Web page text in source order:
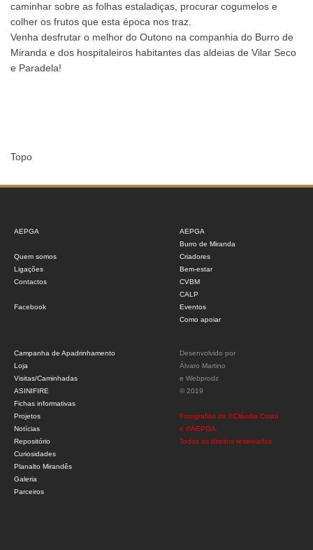
caminhar sobre as folhas estaladiças, procurar cogumelos e
colher os frutos que esta época nos traz.
Venha desfrutar o melhor do Outono na companhia do Burro de
Miranda e dos hospitaleiros habitantes das aldeias de Vilar Seco
e Paradela!
Topo
AEPGA
Quem somos
Ligações
Contactos
Facebook
AEPGA
Burro de Miranda
Criadores
Bem-estar
CVBM
CALP
Eventos
Como apoiar
Campanha de Apadrinhamento
Loja
Visitas/Caminhadas
ASINIFIRE
Fichas informativas
Projetos
Notícias
Repositório
Curiosidades
Planalto Mirandês
Galeria
Parceiros
Desenvolvido por
Álvaro Martino
e Webprodz
© 2019
Fotografias de ©Cláudia Costa
e ©AEPGA.
Todos os direitos reservados.